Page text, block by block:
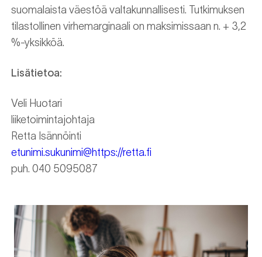
suomalaista väestöä valtakunnallisesti. Tutkimuksen
tilastollinen virhemarginaali on maksimissaan n. + 3,2
%-yksikköä.
Lisätietoa:
Veli Huotari
liiketoimintajohtaja
Retta Isännöinti
etunimi.sukunimi@https://retta.fi
puh. 040 5095087